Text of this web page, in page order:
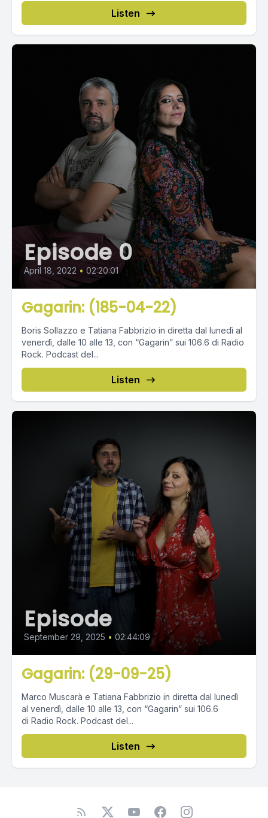
Listen
Episode 0
April 18, 2022 • 02:20:01
Gagarin: (185-04-22)
Boris Sollazzo e Tatiana Fabbrizio in diretta dal lunedì al
venerdì, dalle 10 alle 13, con “Gagarin” sui 106.6 di Radio
Rock. Podcast del...
Listen
Episode
September 29, 2025 • 02:44:09
Gagarin: (29-09-25)
Marco Muscarà e Tatiana Fabbrizio in diretta dal lunedì
al venerdì, dalle 10 alle 13, con “Gagarin” sui 106.6
di Radio Rock. Podcast del...
Listen